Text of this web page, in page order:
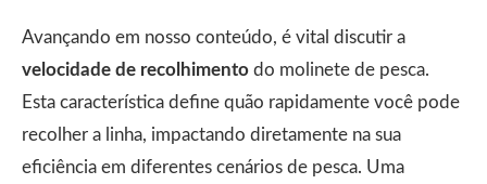
Avançando em nosso conteúdo, é vital discutir a
velocidade de recolhimento do molinete de pesca.
Esta característica define quão rapidamente você pode
recolher a linha, impactando diretamente na sua
eficiência em diferentes cenários de pesca. Uma